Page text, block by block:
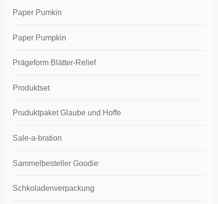
Paper Pumkin
Paper Pumpkin
Prägeform Blätter-Relief
Produktset
Pruduktpaket Glaube und Hoffe
Sale-a-bration
Sammelbesteller Goodie
Schkoladenverpackung